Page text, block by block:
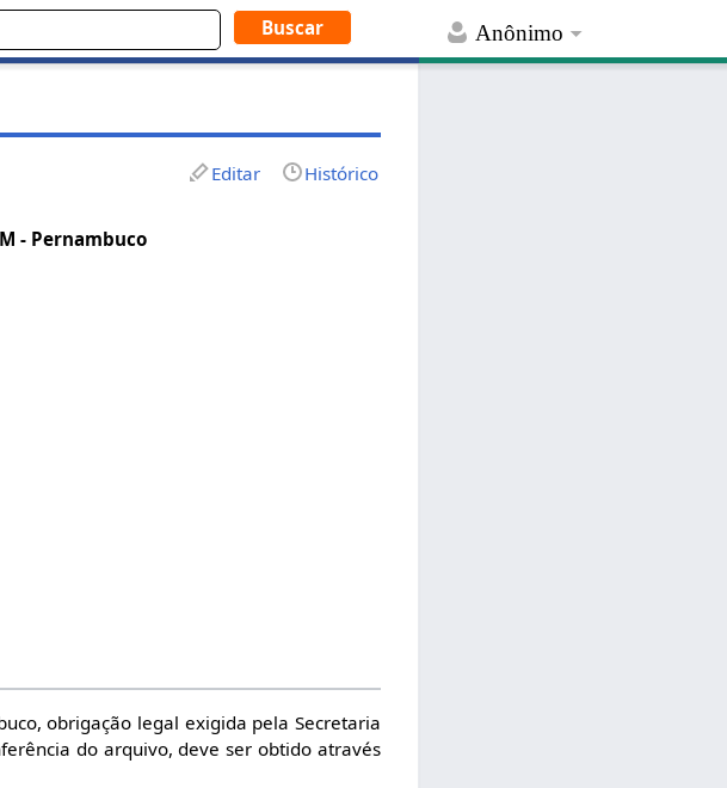
Anônimo
Editar Histórico
- Pernambuco
obrigação legal exigida pela Secretaria
do arquivo, deve ser obtido através